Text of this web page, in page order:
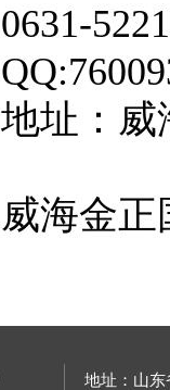
0631-
地址：威
威海金
地址：山